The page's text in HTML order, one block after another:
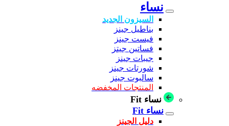
نساء
السيزون الجديد
بناطيل جينز
فيست جينز
فساتين جيتز
جيبات جينز
شورتات جينز
سالبوت جينز
المنتجات المخفضه
نساء Fit
نساء Fit
دليل الجينز